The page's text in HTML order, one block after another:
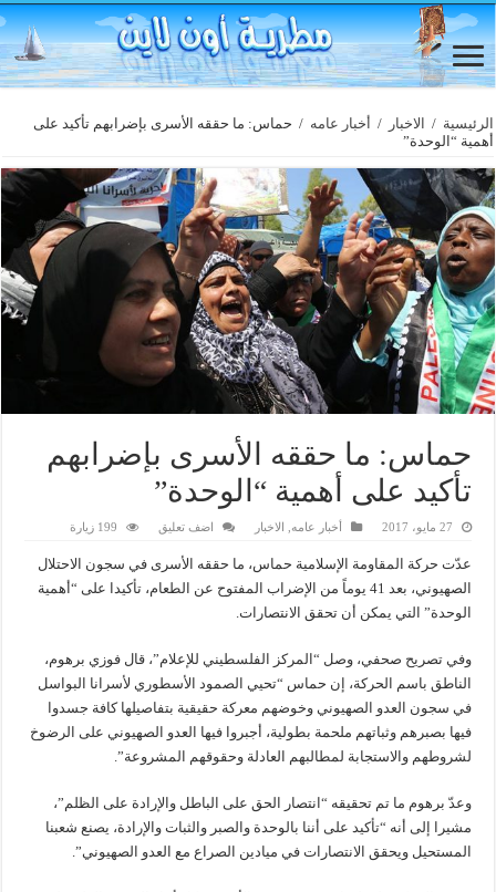
الرئيسية / الاخبار / أخبار عامه / حماس: ما حققه الأسرى بإضرابهم تأكيد على
أهمية “الوحدة”
حماس: ما حققه الأسرى بإضرابهم
تأكيد على أهمية “الوحدة”
27 مايو، 2017 أخبار عامه, الاخبار اضف تعليق 199 زيارة
عدّت حركة المقاومة الإسلامية حماس، ما حققه الأسرى في سجون الاحتلال
الصهيوني، بعد 41 يوماً من الإضراب المفتوح عن الطعام، تأكيدا على “أهمية
الوحدة” التي يمكن أن تحقق الانتصارات.
وفي تصريح صحفي، وصل “المركز الفلسطيني للإعلام”، قال فوزي برهوم،
الناطق باسم الحركة، إن حماس “تحيي الصمود الأسطوري لأسرانا البواسل
في سجون العدو الصهيوني وخوضهم معركة حقيقية بتفاصيلها كافة جسدوا
فيها بصبرهم وثباتهم ملحمة بطولية، أجبروا فيها العدو الصهيوني على الرضوخ
لشروطهم والاستجابة لمطالبهم العادلة وحقوقهم المشروعة”.
وعدّ برهوم ما تم تحقيقه “انتصار الحق على الباطل والإرادة على الظلم”،
مشيرا إلى أنه “تأكيد على أننا بالوحدة والصبر والثبات والإرادة، يصنع شعبنا
المستحيل ويحقق الانتصارات في ميادين الصراع مع العدو الصهيوني”.